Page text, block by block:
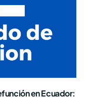
en Ecuador: